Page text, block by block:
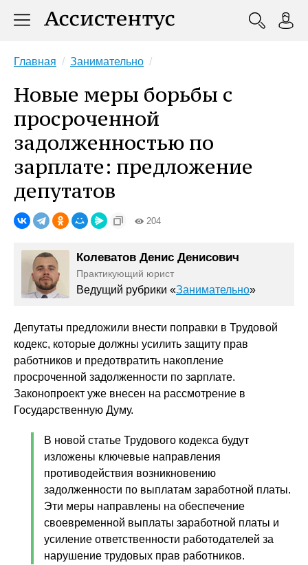
Главная Занимательно
Новые меры борьбы с
просроченной
задолженностью по
зарплате: предложение
депутатов
204
Колеватов Денис Денисович
Практикующий юрист
Ведущий рубрики «Занимательно»
Депутаты предложили внести поправки в Трудовой
кодекс, которые должны усилить защиту прав
работников и предотвратить накопление
просроченной задолженности по зарплате.
Законопроект уже внесен на рассмотрение в
Государственную Думу.
В новой статье Трудового кодекса будут
изложены ключевые направления
противодействия возникновению
задолженности по выплатам заработной платы.
Эти меры направлены на обеспечение
своевременной выплаты заработной платы и
усиление ответственности работодателей за
нарушение трудовых прав работников.